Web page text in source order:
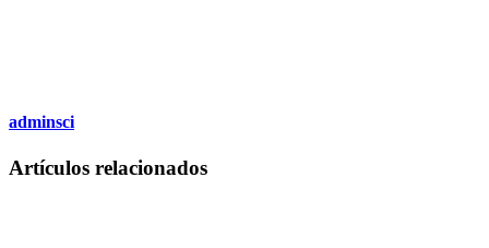
adminsci
Artículos relacionados